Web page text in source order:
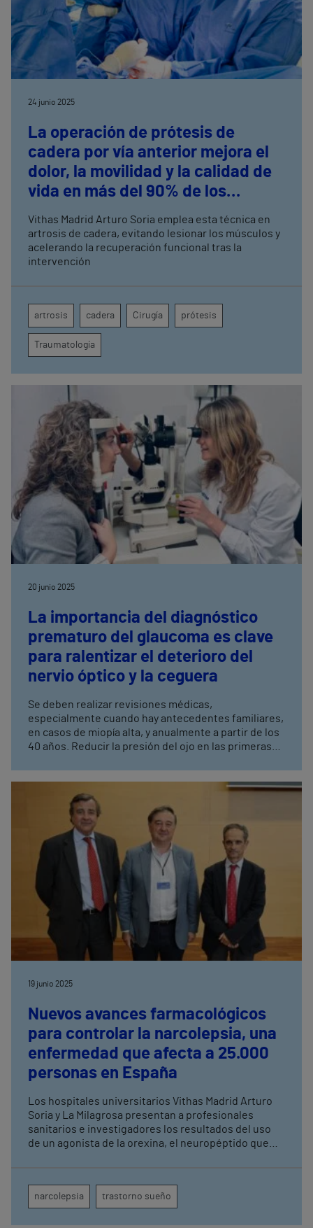
24 junio 2025
La operación de prótesis de
cadera por vía anterior mejora el
dolor, la movilidad y la calidad de
vida en más del 90% de los
pacientes intervenidos
Vithas Madrid Arturo Soria emplea esta técnica en
artrosis de cadera, evitando lesionar los músculos y
acelerando la recuperación funcional tras la
intervención
artrosis cadera Cirugía prótesis
Traumatología
20 junio 2025
La importancia del diagnóstico
prematuro del glaucoma es clave
para ralentizar el deterioro del
nervio óptico y la ceguera
Se deben realizar revisiones médicas,
especialmente cuando hay antecedentes familiares,
en casos de miopía alta, y anualmente a partir de los
40 años. Reducir la presión del ojo en las primeras
la enfermedad y ayuda a proteger la visión,
19 junio 2025
Nuevos avances farmacológicos
para controlar la narcolepsia, una
enfermedad que afecta a 25.000
personas en España
Los hospitales universitarios Vithas Madrid Arturo
Soria y La Milagrosa presentan a profesionales
sanitarios e investigadores los resultados del uso
de un agonista de la orexina, el neuropéptido que
narcolepsia trastorno sueño